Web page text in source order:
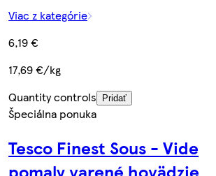
Viac z kategórie
6,19 €
17,69 €/kg
Quantity controls
Pridať
Špeciálna ponuka
Tesco Finest Sous - Vide